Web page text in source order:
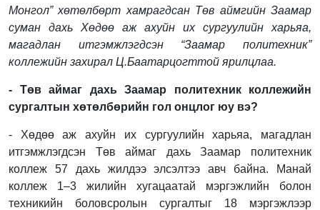
Монгол” хөтөлбөрт хамрагдсан Төв аймгийн Заамар
суман дахь Хөдөө аж ахуйн их сургуулийн харьяа,
магадлан итгэмжлэгдсэн “Заамар политехник”
коллежийн захирал Ц.Баатарцогттой ярилцлаа.
- Төв аймаг дахь Заамар политехник коллежийн
сургалтын хөтөлбөрийн гол онцлог юу вэ?
- Хөдөө аж ахуйн их сургуулийн харьяа, магадлан
итгэмжлэгдсэн Төв аймаг дахь Заамар политехник
коллеж 57 дахь жилдээ элсэлтээ авч байна. Манай
коллеж 1–3 жилийн хугацаатай мэргэжлийн болон
техникийн боловсролын сургалтыг 18 мэргэжлээр